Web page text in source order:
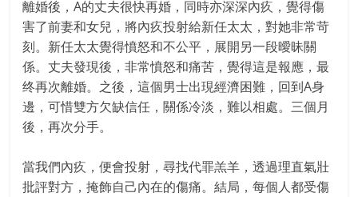
離婚後，A的丈夫很快再婚，同時亦深深內疚，覺得傷
害了前妻和女兒，將內疚投射給新任太太，對她非常苛
刻。新任太太覺得憤怒和不公平，展開另一段曖昧關
係。丈夫發現後，非常憤怒和痛苦，覺得這是報應，最
终再次離婚。之後，這個男士出現經濟困難，回到A身
邊，可惜雙方欠缺信任，關係冷淡，難以相處。三個月
後，再次分手。
當我們內疚，便會投射，尋找代罪羔羊，透過理直氣壯
批評對方，掩飾自己內在的傷痛。結局，每個人都受傷